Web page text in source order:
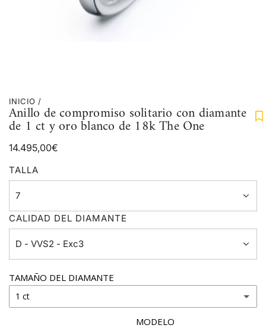
INICIO /
Anillo de compromiso solitario con diamante
de 1 ct y oro blanco de 18k The One
Precio
regular
14.495,00€
TALLA
7
CALIDAD DEL DIAMANTE
D - VVS2 - Exc3
TAMAÑO DEL DIAMANTE
1 ct
MODELO